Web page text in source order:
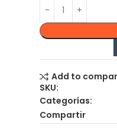
Add to
SKU:
Categorías:
Compartir